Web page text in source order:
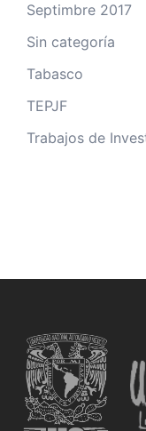
Septimbre 2017
Sin categoría
Tabasco
TEPJF
Trabajos de